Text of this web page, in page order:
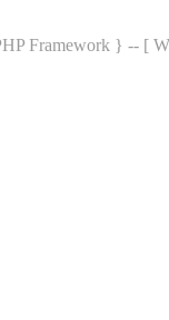
Framework } -- [